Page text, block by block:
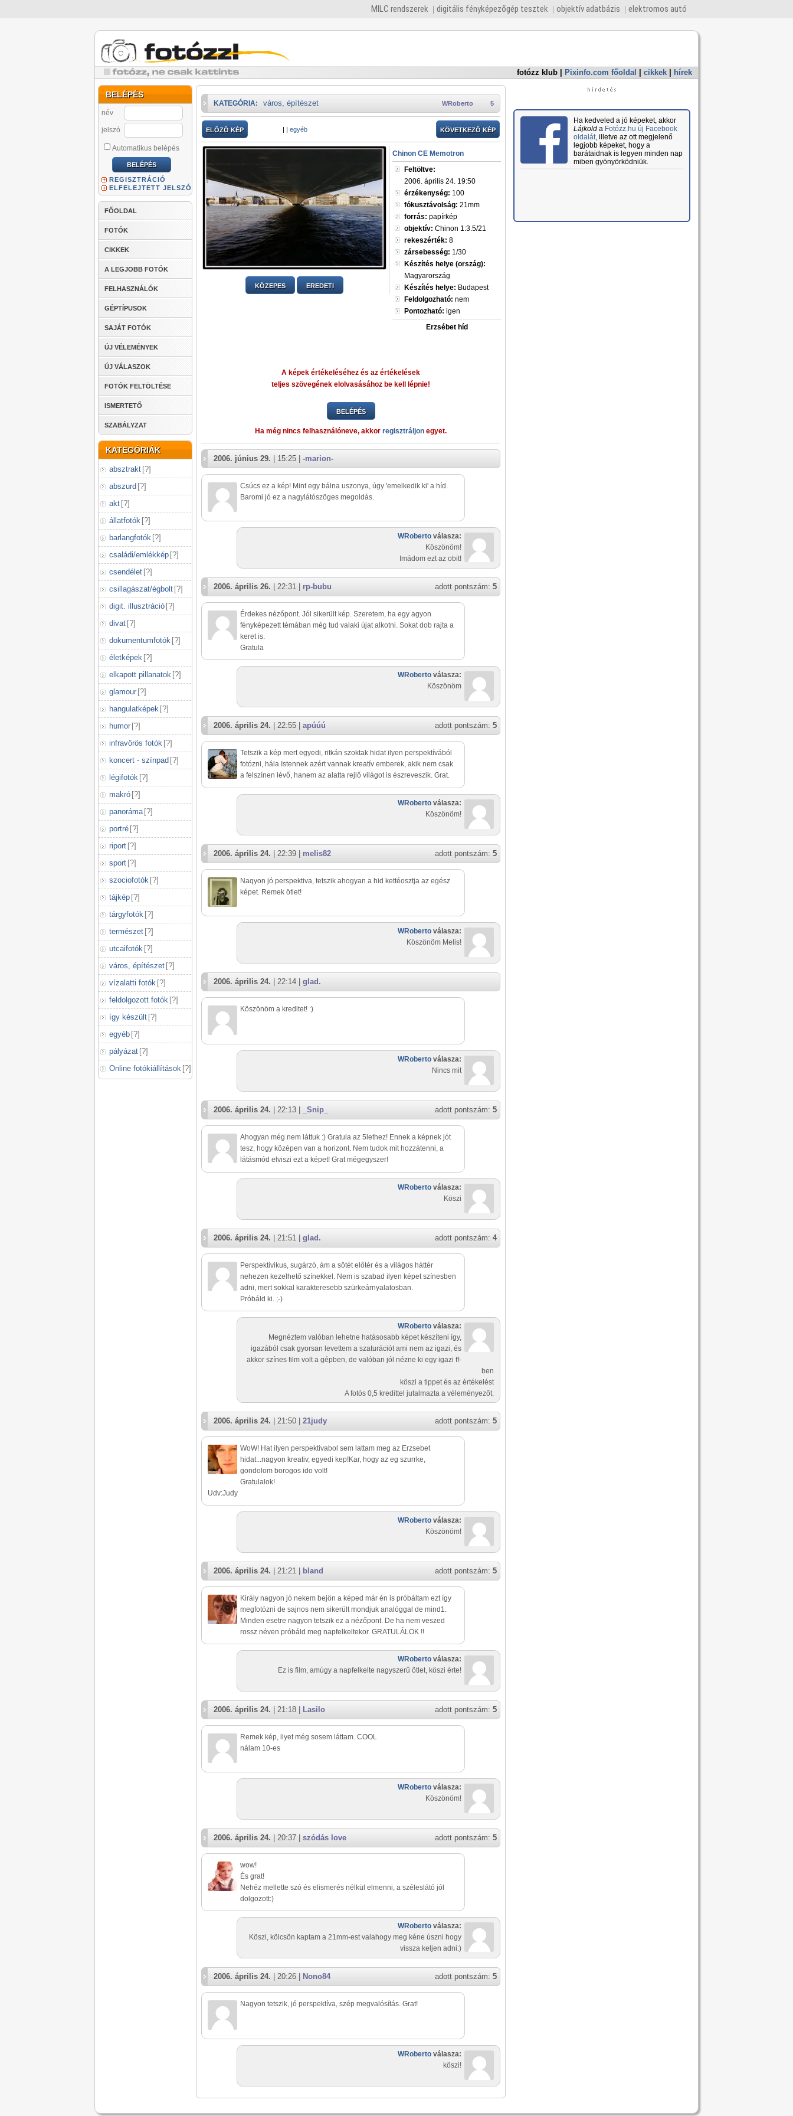
MILC rendszerek digitális fényképezőgép tesztek objektív adatbázis elektromos autó
fotózz klub Pixinfo.com főoldal cikkek hírek
BELÉPÉS
név
jelszó
Automatikus belépés
REGISZTRÁCIÓ
ELFELEJTETT JELSZÓ
FŐOLDAL
FOTÓK
CIKKEK
A LEGJOBB FOTÓK
FELHASZNÁLÓK
GÉPTÍPUSOK
SAJÁT FOTÓK
ÚJ VÉLEMÉNYEK
ÚJ VÁLASZOK
FOTÓK FELTÖLTÉSE
ISMERTETŐ
SZABÁLYZAT
KATEGÓRIÁK
absztrakt [?]
abszurd [?]
akt [?]
állatfotók [?]
barlangfotók [?]
családi/emlékkép [?]
csendélet [?]
csillagászat/égbolt [?]
digit. illusztráció [?]
divat [?]
dokumentumfotók [?]
életképek [?]
elkapott pillanatok [?]
glamour [?]
hangulatképek [?]
humor [?]
infravörös fotók [?]
koncert - színpad [?]
légifotók [?]
makró [?]
panoráma [?]
portré [?]
riport [?]
sport [?]
szociofotók [?]
tájkép [?]
tárgyfotók [?]
természet [?]
utcaifotók [?]
város, építészet [?]
vízalatti fotók [?]
feldolgozott fotók [?]
így készült [?]
egyéb [?]
pályázat [?]
Online fotókiállítások [?]
5
WRoberto
KATEGÓRIA: város, építészet
ELŐZŐ KÉP | | egyéb KÖVETKEZŐ KÉP
KÖZEPES EREDETI
Chinon CE Memotron
Feltöltve:
2006. április 24. 19:50
érzékenység: 100
fókusztávolság: 21mm
forrás: papírkép
objektív: Chinon 1:3.5/21
rekeszérték: 8
zársebesség: 1/30
Készítés helye (ország):
Magyarország
Készítés helye: Budapest
Feldolgozható: nem
Pontozható: igen
Erzsébet híd
A képek értékeléséhez és az értékelések
teljes szövegének elolvasásához be kell lépnie!
BELÉPÉS
Ha még nincs felhasználóneve, akkor regisztráljon egyet.
2006. június 29. | 15:25 | -marion-
Csúcs ez a kép! Mint egy bálna uszonya, úgy 'emelkedik ki' a híd.
Baromi jó ez a nagylátószöges megoldás.
WRoberto válasza:
Köszönöm!
Imádom ezt az obit!
adott pontszám: 5
2006. április 26. | 22:31 | rp-bubu
Érdekes nézőpont. Jól sikerült kép. Szeretem, ha egy agyon
fényképezett témában még tud valaki újat alkotni. Sokat dob rajta a
keret is.
Gratula
WRoberto válasza:
Köszönöm
adott pontszám: 5
2006. április 24. | 22:55 | apúúú
Tetszik a kép mert egyedi, ritkán szoktak hidat ilyen perspektívából
fotózni, hála Istennek azért vannak kreatív emberek, akik nem csak
a felszínen lévő, hanem az alatta rejlő világot is észreveszik. Grat.
WRoberto válasza:
Köszönöm!
adott pontszám: 5
2006. április 24. | 22:39 | melis82
Naqyon jó perspektiva, tetszik ahogyan a hid kettéosztja az egész
képet. Remek ötlet!
WRoberto válasza:
Köszönöm Melis!
2006. április 24. | 22:14 | glad.
Köszönöm a kreditet! :)
WRoberto válasza:
Nincs mit
adott pontszám: 5
2006. április 24. | 22:13 | _Snip_
Ahogyan még nem láttuk :) Gratula az 5lethez! Ennek a képnek jót
tesz, hogy középen van a horizont. Nem tudok mit hozzátenni, a
látásmód elviszi ezt a képet! Grat mégegyszer!
WRoberto válasza:
Köszi
adott pontszám: 4
2006. április 24. | 21:51 | glad.
Perspektivikus, sugárzó, ám a sötét előtér és a világos háttér
nehezen kezelhető színekkel. Nem is szabad ilyen képet színesben
adni, mert sokkal karakteresebb szürkeárnyalatosban.
Próbáld ki. ;-)
WRoberto válasza:
Megnéztem valóban lehetne hatásosabb képet készíteni így,
igazából csak gyorsan levettem a szaturációt ami nem az igazi, és
akkor színes film volt a gépben, de valóban jól nézne ki egy igazi ff-
ben
köszi a tippet és az értékelést
A fotós 0,5 kredittel jutalmazta a véleményezőt.
adott pontszám: 5
2006. április 24. | 21:50 | 21judy
WoW! Hat ilyen perspektivabol sem lattam meg az Erzsebet
hidat...nagyon kreativ, egyedi kep!Kar, hogy az eg szurrke,
gondolom borogos ido volt!
Gratulalok!
Udv:Judy
WRoberto válasza:
Köszönöm!
adott pontszám: 5
2006. április 24. | 21:21 | bland
Király nagyon jó nekem bejön a képed már én is próbáltam ezt így
megfotózni de sajnos nem sikerült mondjuk analóggal de mind1.
Minden esetre nagyon tetszik ez a nézőpont. De ha nem veszed
rossz néven próbáld meg napfelkeltekor. GRATULÁLOK !!
WRoberto válasza:
Ez is film, amúgy a napfelkelte nagyszerű ötlet, köszi érte!
adott pontszám: 5
2006. április 24. | 21:18 | Lasilo
Remek kép, ilyet még sosem láttam. COOL
nálam 10-es
WRoberto válasza:
Köszönöm!
adott pontszám: 5
2006. április 24. | 20:37 | szódás love
wow!
És grat!
Nehéz mellette szó és elismerés nélkül elmenni, a széleslátó jól
dolgozott:)
WRoberto válasza:
Köszi, kölcsön kaptam a 21mm-est valahogy meg kéne úszni hogy
vissza keljen adni:)
adott pontszám: 5
2006. április 24. | 20:26 | Nono84
Nagyon tetszik, jó perspektíva, szép megvalósítás. Grat!
WRoberto válasza:
köszi!
Ha kedveled a jó képeket, akkor
Lájkolda Fotózz.hu új Facebook
oldalát, illetve az ott megjelenő
legjobb képeket, hogy a
barátaidnak is legyen minden nap
miben gyönyörködniük.